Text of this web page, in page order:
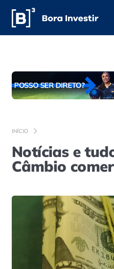
INÍCIO
Notícias e
Câmbio